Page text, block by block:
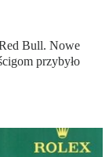
Bull. Nowe
przybyło